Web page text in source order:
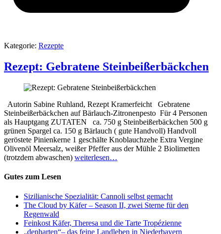
Kategorie: Rezepte
Rezept: Gebratene Steinbeißerbäckchen
Autorin Sabine Ruhland, Rezept Kramerfeicht Gebratene
Steinbeißerbäckchen auf Bärlauch-Zitronenpesto Für 4 Personen
als Hauptgang ZUTATEN ca. 750 g Steinbeißerbäckchen 500 g
grünen Spargel ca. 150 g Bärlauch ( gute Handvoll) Handvoll
geröstete Pinienkerne 1 geschälte Knoblauchzehe Extra Vergine
Olivenöl Meersalz, weißer Pfeffer aus der Mühle 2 Biolimetten
(trotzdem abwaschen) weiterlesen…
Gutes zum Lesen
Sizilianische Spezialität: Cannoli selbst gemacht
The Cloud by Käfer – Season II, zwei Sterne für den
Regenwald
Feinkost Käfer, Theresa und die Tarte Tropézienne
„denharten“– das feine Landleben in Niederbayern